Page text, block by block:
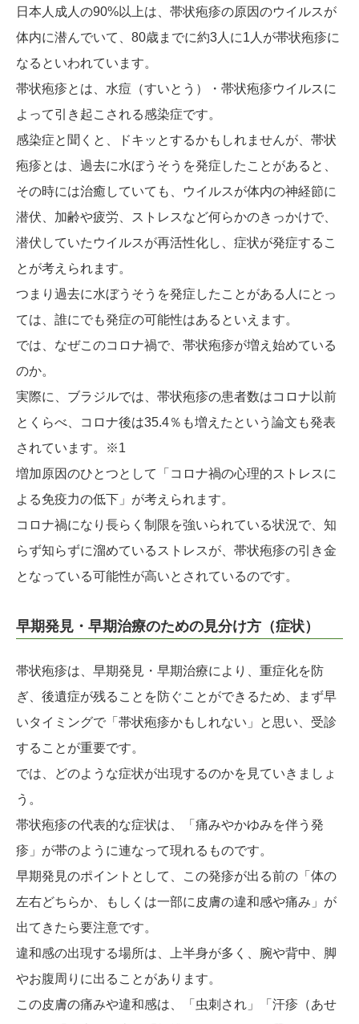
日本人成人の90%以上は、帯状疱疹の原因のウイルスが
体内に潜んでいて、80歳までに約3人に1人が帯状疱疹に
なるといわれています。
帯状疱疹とは、水痘（すいとう）・帯状疱疹ウイルスに
よって引き起こされる感染症です。
感染症と聞くと、ドキッとするかもしれませんが、帯状
疱疹とは、過去に水ぼうそうを発症したことがあると、
その時には治癒していても、ウイルスが体内の神経節に
潜伏、加齢や疲労、ストレスなど何らかのきっかけで、
潜伏していたウイルスが再活性化し、症状が発症するこ
とが考えられます。
つまり過去に水ぼうそうを発症したことがある人にとっ
ては、誰にでも発症の可能性はあるといえます。
では、なぜこのコロナ禍で、帯状疱疹が増え始めている
のか。
実際に、ブラジルでは、帯状疱疹の患者数はコロナ以前
とくらべ、コロナ後は35.4％も増えたという論文も発表
されています。※1
増加原因のひとつとして「コロナ禍の心理的ストレスに
よる免疫力の低下」が考えられます。
コロナ禍になり長らく制限を強いられている状況で、知
らず知らずに溜めているストレスが、帯状疱疹の引き金
となっている可能性が高いとされているのです。
早期発見・早期治療のための見分け方（症状）
帯状疱疹は、早期発見・早期治療により、重症化を防
ぎ、後遺症が残ることを防ぐことができるため、まず早
いタイミングで「帯状疱疹かもしれない」と思い、受診
することが重要です。
では、どのような症状が出現するのかを見ていきましょ
う。
帯状疱疹の代表的な症状は、「痛みやかゆみを伴う発
疹」が帯のように連なって現れるものです。
早期発見のポイントとして、この発疹が出る前の「体の
左右どちらか、もしくは一部に皮膚の違和感や痛み」が
出てきたら要注意です。
違和感の出現する場所は、上半身が多く、腕や背中、脚
やお腹周りに出ることがあります。
この皮膚の痛みや違和感は、「虫刺され」「汗疹（あせ